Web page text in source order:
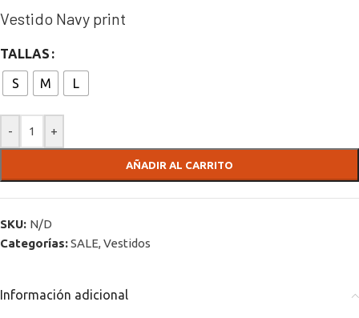
Vestido Navy print
TALLAS
S M L
- +
AÑADIR AL CARRITO
SKU: N/D
Categorías:SALE, Vestidos
Información adicional